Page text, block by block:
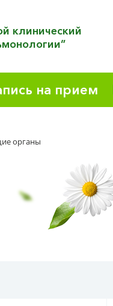
клинический
на прием
органы